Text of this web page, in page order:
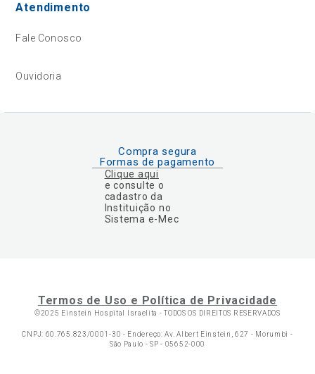
Atendimento
Fale Conosco
Ouvidoria
Compra segura
Formas de pagamento
Clique aqui
e consulte o
cadastro da
Instituição no
Sistema e-Mec
Termos de Uso e Política de Privacidade
©2025 Einstein Hospital Israelita -TODOS OS DIREITOS RESERVADOS
CNPJ: 60.765.823/0001-30 - Endereço: Av. Albert Einstein, 627 - Morumbi -
São Paulo - SP - 05652-000